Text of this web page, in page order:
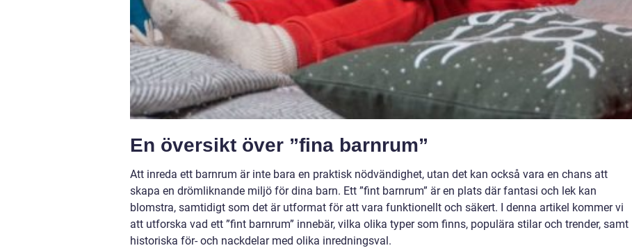
En översikt över ”fina barnrum”
Att inreda ett barnrum är inte bara en praktisk nödvändighet, utan det kan också vara en chans att
skapa en drömliknande miljö för dina barn. Ett ”fint barnrum” är en plats där fantasi och lek kan
blomstra, samtidigt som det är utformat för att vara funktionellt och säkert. I denna artikel kommer vi
att utforska vad ett ”fint barnrum” innebär, vilka olika typer som finns, populära stilar och trender, samt
historiska för- och nackdelar med olika inredningsval.